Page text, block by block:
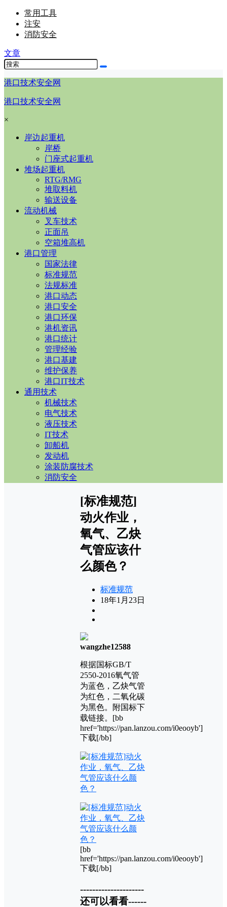
常用工具
注安
消防安全
文章
港口技术安全网
港口技术安全网
×
岸边起重机
岸桥
门座式起重机
堆场起重机
RTG/RMG
堆取料机
输送设备
流动机械
叉车技术
正面吊
空箱堆高机
港口管理
国家法律
标准规范
法规标准
港口动态
港口安全
港口环保
港机资讯
港口统计
管理经验
港口基建
维护保养
港口IT技术
通用技术
机械技术
电气技术
液压技术
IT技术
卸船机
发动机
涂装防腐技术
消防安全
[标准规范]
动火作业，
氧气、乙炔
气管应该什
么颜色？
标准规范
18年1月23日
wangzhe12588
根据国标GB/T
2550-2016氧气管
为蓝色，乙炔气管
为红色，二氧化碳
为黑色。附国标下
载链接。[bb
href='https://pan.lanzou.com/i0eooyb']
下载[/bb]
[bb
href='https://pan.lanzou.com/i0eooyb']
下载[/bb]
---------------------
还可以看看------